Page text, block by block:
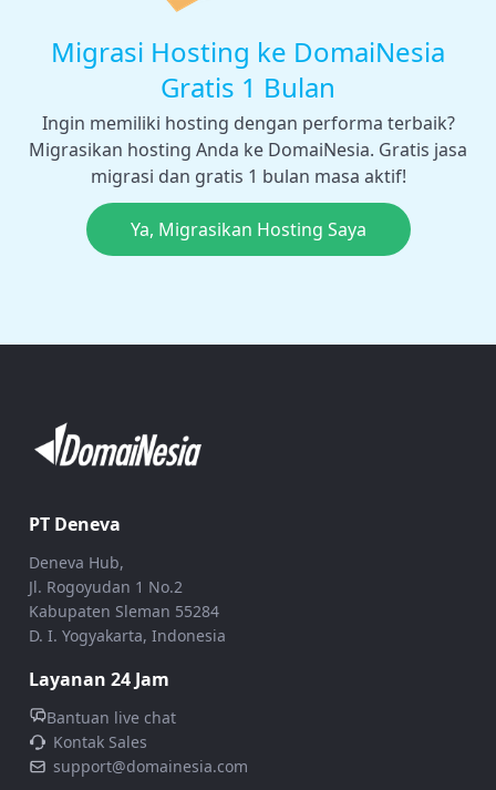
Migrasi Hosting ke DomaiNesia
Gratis 1 Bulan
Ingin memiliki hosting dengan performa terbaik?
Migrasikan hosting Anda ke DomaiNesia. Gratis jasa
migrasi dan gratis 1 bulan masa aktif!
Ya, Migrasikan Hosting Saya
PT Deneva
Deneva Hub,
Jl. Rogoyudan 1 No.2
Kabupaten Sleman 55284
D. I. Yogyakarta, Indonesia
Layanan 24 Jam
Bantuan live chat
Kontak Sales
support@domainesia.com